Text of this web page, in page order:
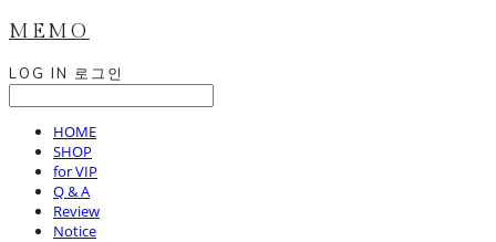
MEMO
LOG IN 로그인
HOME
SHOP
for VIP
Q & A
Review
Notice